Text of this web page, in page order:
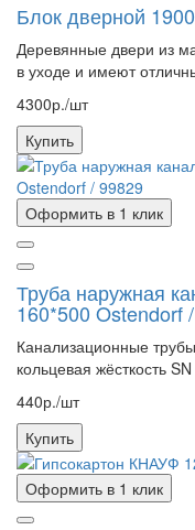
Блок дверной
Деревянные двери из
в уходе и имеют
4300р./шт
Купить
Оформить в 1 клик
Труба наружная
160*500 Ostendorf
Канализационные
кольцевая жёсткость
440р./шт
Купить
Оформить в 1 клик